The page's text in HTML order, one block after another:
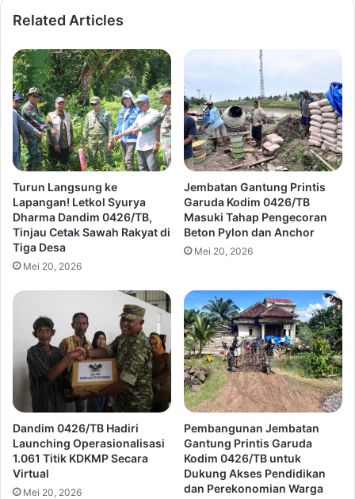
Related Articles
Turun Langsung ke
Lapangan! Letkol Syurya
Dharma Dandim 0426/TB,
Tinjau Cetak Sawah Rakyat di
Tiga Desa
Mei 20, 2026
Jembatan Gantung Printis
Garuda Kodim 0426/TB
Masuki Tahap Pengecoran
Beton Pylon dan Anchor
Mei 20, 2026
Dandim 0426/TB Hadiri
Launching Operasionalisasi
1.061 Titik KDKMP Secara
Virtual
Mei 20, 2026
Pembangunan Jembatan
Gantung Printis Garuda
Kodim 0426/TB untuk
Dukung Akses Pendidikan
dan Perekonomian Warga